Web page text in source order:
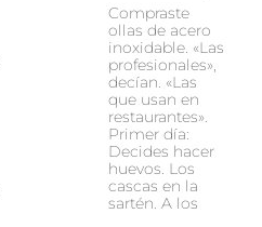
Compraste
ollas de acero
inoxidable. «Las
profesionales»,
decían. «Las
que usan en
restaurantes».
Primer día:
Decides hacer
huevos. Los
cascas en la
sartén. A los